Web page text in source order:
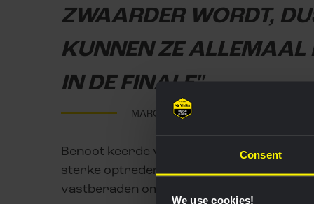
Consent
We use cookies!
ZWAARDER WORDT,
KUNNEN ZE ALLEMAAL
IN DE FINALE"
MARC REEF, SPORTDIRECTEUR
Benoot keerde vorige week terug in
sterke optreden op het EK toonde aan
vastberaden om zijn seizoen én zijn